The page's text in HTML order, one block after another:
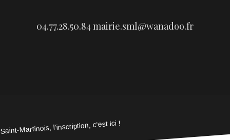
04.77.28.50.84 mairie.sml@wanadoo.fr
Saint-Martinois, l'inscription, c'est ici !